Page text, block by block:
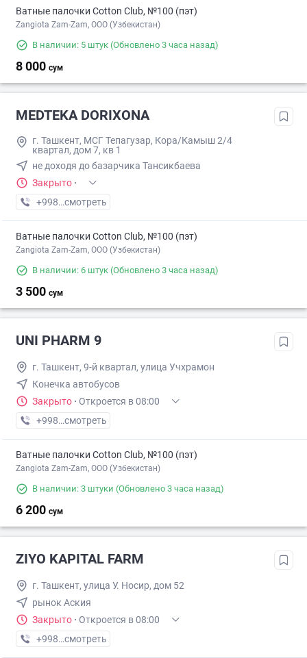
Ватные палочки Cotton Club, №100 (пэт)
Zangiota Zam-Zam, OOO (Узбекистан)
В наличии: 5 штук (Обновлено 3 часа назад)
8 000 сум
MEDTEKA DORIXONA
г. Ташкент, МСГ Тепагузар, Кора/Камыш 2/4
квартал, дом 7, кв 1
не доходя до базарчика Тансикбаева
Закрыто ·
+998 (77) XXX-XX-XX
смотреть
Ватные палочки Cotton Club, №100 (пэт)
Zangiota Zam-Zam, OOO (Узбекистан)
В наличии: 6 штук (Обновлено 3 часа назад)
3 500 сум
UNI PHARM 9
г. Ташкент, 9-й квартал, улица Учхрамон
Конечка автобусов
Закрыто · Откроется в 08:00
+998 (55) XXX-XX-XX
смотреть
Ватные палочки Cotton Club, №100 (пэт)
Zangiota Zam-Zam, OOO (Узбекистан)
В наличии: 3 штуки (Обновлено 3 часа назад)
6 200 сум
ZIYO KAPITAL FARM
г. Ташкент, улица У. Носир, дом 52
рынок Аския
Закрыто · Откроется в 08:00
+998 (97) XXX-XX-XX
смотреть